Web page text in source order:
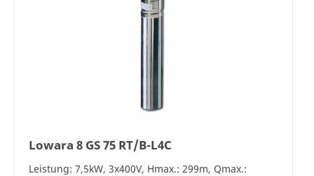
Lowara 8 GS 75 RT/B-L4C
Leistung: 7,5kW, 3x400V, Hmax.: 299m, Qmax.: